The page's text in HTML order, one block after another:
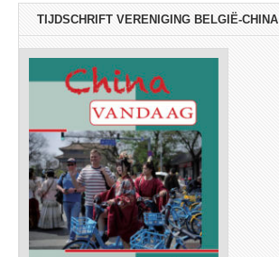
TIJDSCHRIFT VERENIGING BELGIË-CHINA